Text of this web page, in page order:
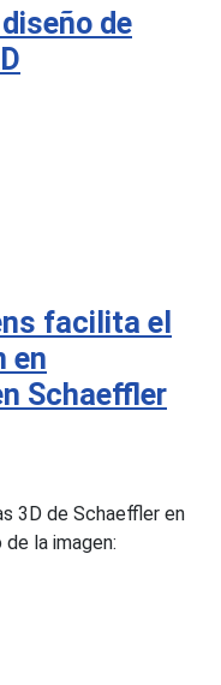
de
facilita el
en
Schaeffler